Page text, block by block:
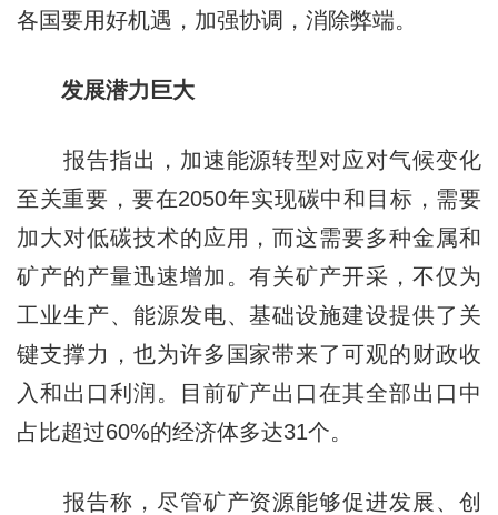
各国要用好机遇，加强协调，消除弊端。
发展潜力巨大
报告指出，加速能源转型对应对气候变化
至关重要，要在2050年实现碳中和目标，需要
加大对低碳技术的应用，而这需要多种金属和
矿产的产量迅速增加。有关矿产开采，不仅为
工业生产、能源发电、基础设施建设提供了关
键支撑力，也为许多国家带来了可观的财政收
入和出口利润。目前矿产出口在其全部出口中
占比超过60%的经济体多达31个。
报告称，尽管矿产资源能够促进发展、创